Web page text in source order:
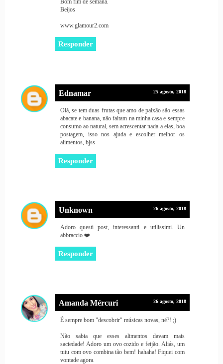
Beijos
www.glamour2.com
Responder
Ednamar 25 agosto, 2018
Olá, se tem duas frutas que amo de paixão são essas
abacate e banana, não faltam na minha casa e sempre
consumo ao natural, sem acrescentar nada a elas, boa
postagem, isso nos ajuda e escolher melhor os
alimentos, bjss
Responder
Unknown 26 agosto, 2018
Adoro questi post, interessanti e utilissimi. Un
abbraccio ❤️
Responder
Amanda Mércuri 26 agosto, 2018
É sempre bom "descobrir" músicas novas, né?! ;)
Não sabia que esses alimentos davam mais
saciedade! Adoro um ovo cozido e feijão. Aliás, um
tutu com ovo combina tão bem! hahaha! Fiquei com
vontade agora.